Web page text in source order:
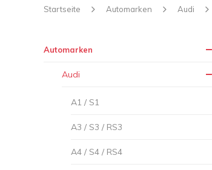
Startseite Automarken Audi
Automarken
Audi
A1 / S1
A3 / S3 / RS3
A4 / S4 / RS4